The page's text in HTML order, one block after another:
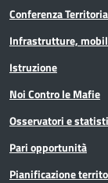
Conferenza
Infrastrutture,
Istruzione
Noi Contro le Mafie
Osservatori e
Pari opportunità
Pianificazione